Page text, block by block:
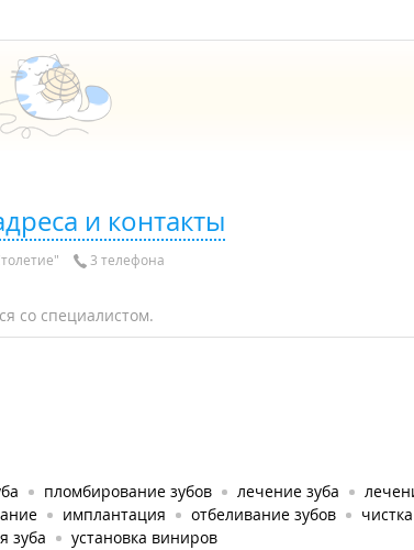
и контакты
3 телефона
со специалистом.
пломбирование зубов лечение зуба
имплантация отбеливание зубов
зуба
установка виниров